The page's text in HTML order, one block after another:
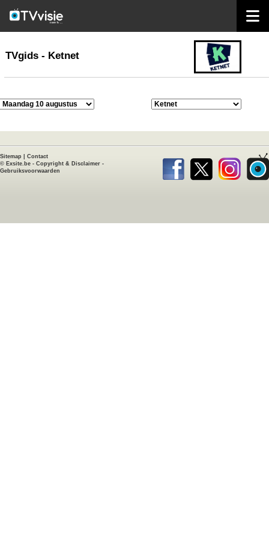
TVgids
TVgids - Ketnet
Sitemap
Contact
© Exsite.be - Copyright & Disclaimer -
Gebruiksvoorwaarden